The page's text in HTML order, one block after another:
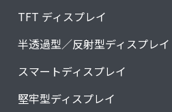
TFT ディスプレイ
半透過型／反射型ディスプレイ
スマートディスプレイ
堅牢型ディスプレイ